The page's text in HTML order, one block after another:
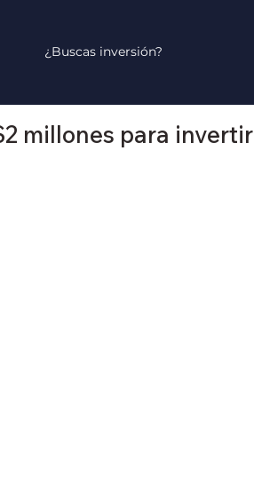
¿Buscas inversión?
millones para